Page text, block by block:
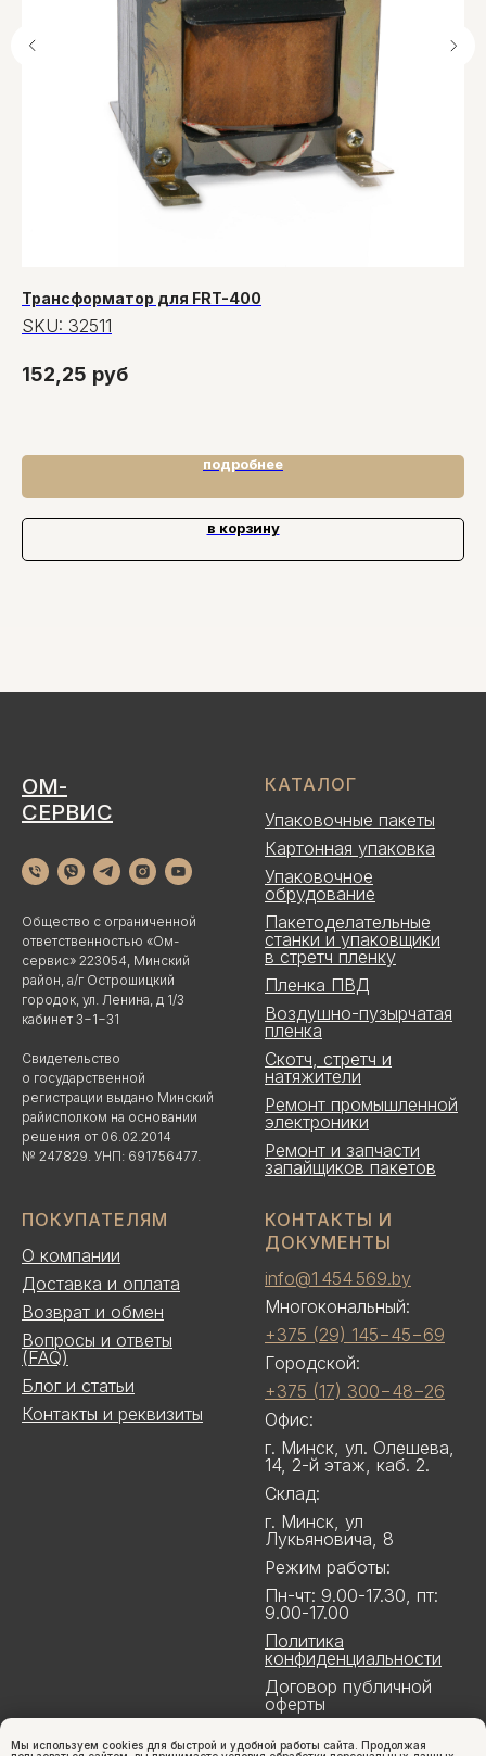
Мы используем cookies для быстрой и удобной работы сайта. Продолжая
Трансформатор для FRT-400
SKU: 32511
152,25 руб
подробнее
в корзину
ОМ-
СЕРВИС
Общество с ограниченной
ответственностью «Ом-
сервис» 223054, Минский
район, а/г Острошицкий
городок, ул. Ленина, д 1/3
кабинет 3−1−31
Свидетельство
о государственной
регистрации выдано Минский
райисполком на основании
решения от 06.02.2014
№ 247829. УНП: 691756477.
КАТАЛОГ
Упаковочные пакеты
Картонная упаковка
Упаковочное
обрудование
Пакетоделательные
станки и упаковщики
в стретч пленку
Пленка ПВД
Воздушно-пузырчатая
пленка
Скотч, стретч и
натяжители
Ремонт промышленной
электроники
Ремонт и запчасти
запайщиков пакетов
ПОКУПАТЕЛЯМ
О компании
Доставка и оплата
Возврат и обмен
Вопросы и ответы
(FAQ)
Блог и статьи
Контакты и реквизиты
КОНТАКТЫ И
ДОКУМЕНТЫ
info@1 454 569.by
Многокональный:
+375 (29) 145−45−69
Городской:
+375 (17) 300−48−26
Офис:
г. Минск, ул. Олешева,
14, 2-й этаж, каб. 2.
Склад:
г. Минск, ул
Лукьяновича, 8
Режим работы:
Пн-чт: 9.00-17.30, пт:
9.00-17.00
Политика
конфиденциальности
Договор публичной
оферты